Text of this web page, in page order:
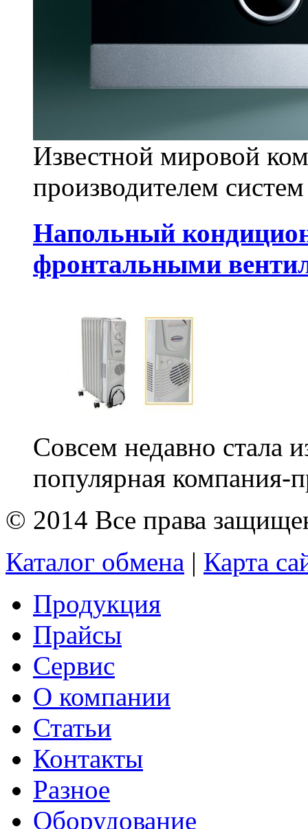
Известной мировой
производителем
Напольный
фронтальными
Совсем недавно стала
популярная компания-
© 2014 Все права
Каталог обмена | Карта
Продукция
Прайсы
Сервис
О компании
Статьи
Контакты
Разное
Оборудование